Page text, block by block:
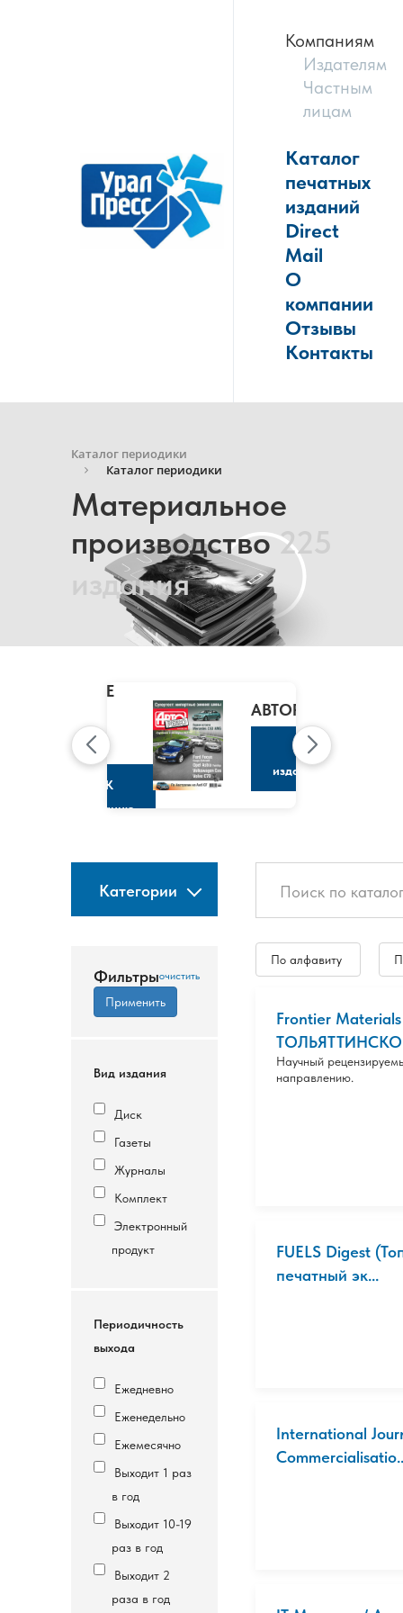
Компаниям
Издателям
Частным
лицам
Каталог
печатных
изданий
Direct
Mail
О
компании
Отзывы
Контакты
Каталог периодики
Каталог периодики
Материальное
производство225
издания
CLAIRE
МАРИ
КЛЭР
К
изданию
АВТОРЕВЮ
К
изданию
Категории
Фильтры
Вид издания
Диск
Газеты
Журналы
Комплект
Электронный
продукт
Периодичность
выхода
Ежедневно
Еженедельно
Ежемесячно
Выходит 1 раз
в год
Выходит 10-19
раз в год
Выходит 2
раза в год
По алфавиту
Frontier
Научный
направлению.
FUELS Digest
печатный эк...
International